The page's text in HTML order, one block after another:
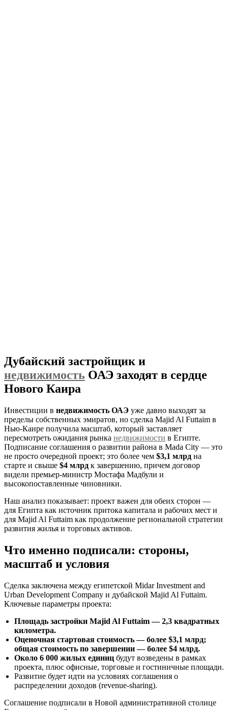
Дубайский застройщик и
недвижимость ОАЭ заходят в сердце
Нового Каира
Инвестиции в недвижимость ОАЭ уже давно выходят за
пределы собственных эмиратов, но сделка Majid Al Futtaim в
Нью-Каире получила масштаб, который заставляет
пересмотреть ожидания рынка недвижимости в Египте.
Подписание соглашения о развитии района в Mada City — это
не просто очередной проект; это более чем $3,1 млрд на
старте и свыше $4 млрд к завершению, причем договор
видели премьер-министр Мостафа Мадбули и
высокопоставленные чиновники.
Наш анализ показывает: проект важен для обеих сторон —
для Египта как источник притока капитала и рабочих мест и
для Majid Al Futtaim как продолжение региональной стратегии
развития жилья и торговых активов.
Что именно подписали: стороны,
масштаб и условия
Сделка заключена между египетской Midar Investment and
Urban Development Company и дубайской Majid Al Futtaim.
Ключевые параметры проекта:
Площадь застройки Majid Al Futtaim — 2,3 квадратных
километра.
Оценочная стартовая стоимость — более $3,1 млрд;
общая стоимость по завершении — более $4 млрд.
Около 6 000 жилых единиц будут возведены в рамках
проекта, плюс офисные, торговые и гостиничные площади.
Развитие будет идти на условиях соглашения о
распределении доходов (revenue-sharing).
Соглашение подписали в Новой административной столице